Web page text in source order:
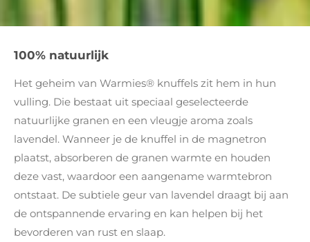
100% natuurlijk
Het geheim van Warmies® knuffels zit hem in hun
vulling. Die bestaat uit speciaal geselecteerde
natuurlijke granen en een vleugje aroma zoals
lavendel. Wanneer je de knuffel in de magnetron
plaatst, absorberen de granen warmte en houden
deze vast, waardoor een aangename warmtebron
ontstaat. De subtiele geur van lavendel draagt bij aan
de ontspannende ervaring en kan helpen bij het
bevorderen van rust en slaap.